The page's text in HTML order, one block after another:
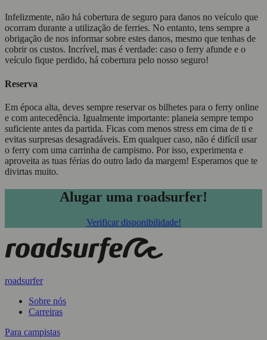
Infelizmente, não há cobertura de seguro para danos no veículo que
ocorram durante a utilização de ferries. No entanto, tens sempre a
obrigação de nos informar sobre estes danos, mesmo que tenhas de
cobrir os custos. Incrível, mas é verdade: caso o ferry afunde e o
veículo fique perdido, há cobertura pelo nosso seguro!
Reserva
Em época alta, deves sempre reservar os bilhetes para o ferry online
e com antecedência. Igualmente importante: planeia sempre tempo
suficiente antes da partida. Ficas com menos stress em cima de ti e
evitas surpresas desagradáveis. Em qualquer caso, não é difícil usar
o ferry com uma carrinha de campismo. Por isso, experimenta e
aproveita as tuas férias do outro lado da margem! Esperamos que te
divirtas muito.
Alugar uma roadsurfer!
Verificar disponibilidade!
roadsurfer
Sobre nós
Carreiras
Para campistas